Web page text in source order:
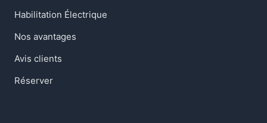
Habilitation Électrique
Nos avantages
Avis clients
Réserver